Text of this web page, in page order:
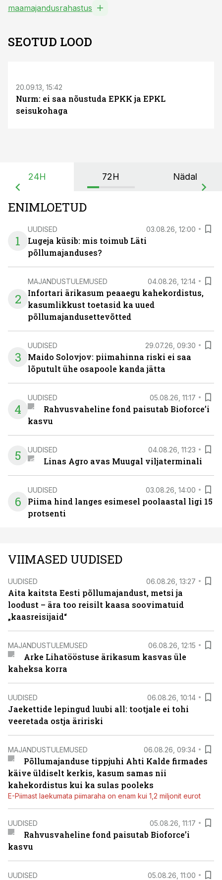
maamajandusrahastus
SEOTUD LOOD
20.09.13, 15:42
Nurm: ei saa nõustuda EPKK ja EPKL
seisukohaga
24H 72H Nädal
ENIMLOETUD
1
UUDISED 03.08.26, 12:00
Lugeja küsib: mis toimub Läti
põllumajanduses?
2
MAJANDUSTULEMUSED 04.08.26, 12:14
Infortari ärikasum peaaegu kahekordistus,
kasumlikkust toetasid ka uued
põllumajandusettevõtted
3
UUDISED 29.07.26, 09:30
Maido Solovjov: piimahinna riski ei saa
lõputult ühe osapoole kanda jätta
4
UUDISED 05.08.26, 11:17
Rahvusvaheline fond paisutab Bioforce’i
kasvu
5 UUDISED 04.08.26, 11:23
Linas Agro avas Muugal viljaterminali
6
UUDISED 03.08.26, 14:00
Piima hind langes esimesel poolaastal ligi 15
protsenti
VIIMASED UUDISED
UUDISED 06.08.26, 13:27
Aita kaitsta Eesti põllumajandust, metsi ja
loodust – ära too reisilt kaasa soovimatuid
„kaasreisijaid“
MAJANDUSTULEMUSED 06.08.26, 12:15
Arke Lihatööstuse ärikasum kasvas üle
kaheksa korra
UUDISED 06.08.26, 10:14
Jaekettide lepingud luubi all: tootjale ei tohi
veeretada ostja äririski
MAJANDUSTULEMUSED 06.08.26, 09:34
Põllumajanduse tippjuhi Ahti Kalde firmades
käive üldiselt kerkis, kasum samas nii
kahekordistus kui ka sulas pooleks
E-Piimast laekumata piimaraha on enam kui 1,2 miljonit eurot
UUDISED 05.08.26, 11:17
Rahvusvaheline fond paisutab Bioforce’i
kasvu
UUDISED 05.08.26, 11:00